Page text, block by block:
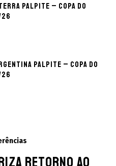
palpite – Copa do
palpite – Copa do
retorno ao